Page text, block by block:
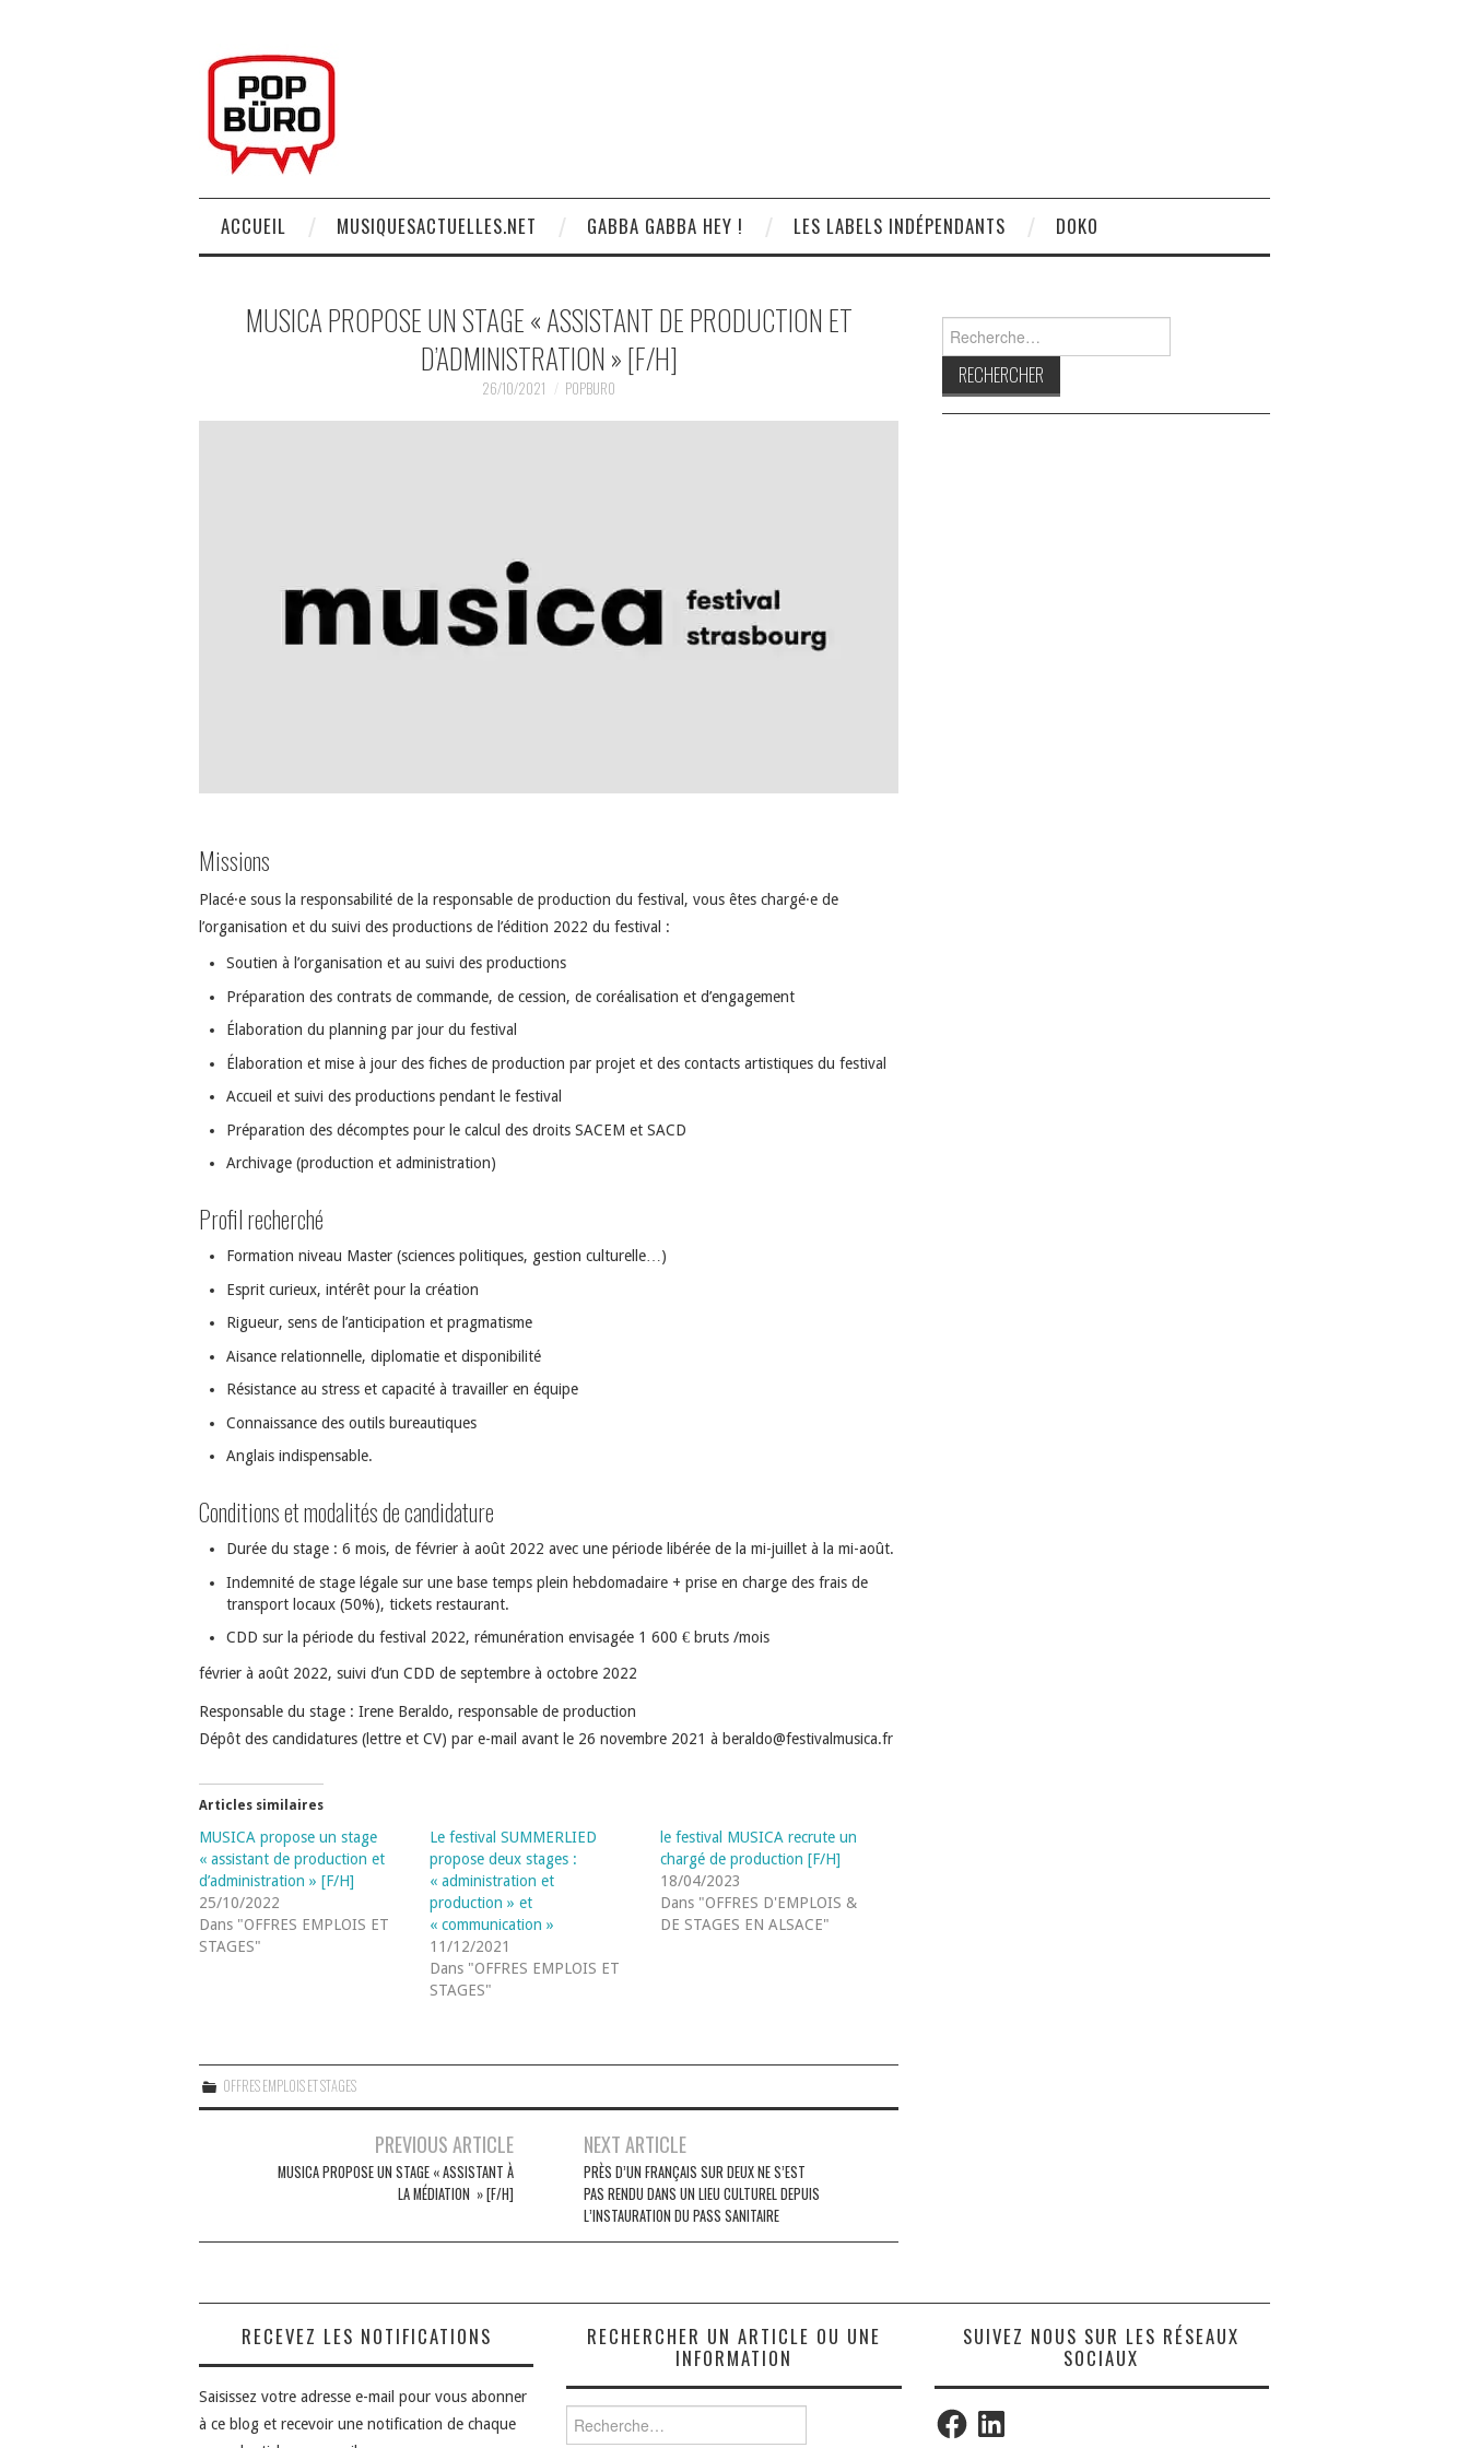
ACCUEIL MUSIQUESACTUELLES.NET GABBA GABBA HEY ! LES LABELS INDÉPENDANTS DOKO
MUSICA PROPOSE UN STAGE « ASSISTANT DE PRODUCTION ET
D’ADMINISTRATION » [F/H]
26/10/2021 POPBURO
Missions
Placé·e sous la responsabilité de la responsable de production du festival, vous êtes chargé·e de
l’organisation et du suivi des productions de l’édition 2022 du festival :
Soutien à l’organisation et au suivi des productions
Préparation des contrats de commande, de cession, de coréalisation et d’engagement
Élaboration du planning par jour du festival
Élaboration et mise à jour des fiches de production par projet et des contacts artistiques du festival
Accueil et suivi des productions pendant le festival
Préparation des décomptes pour le calcul des droits SACEM et SACD
Archivage (production et administration)
Profil recherché
Formation niveau Master (sciences politiques, gestion culturelle…)
Esprit curieux, intérêt pour la création
Rigueur, sens de l’anticipation et pragmatisme
Aisance relationnelle, diplomatie et disponibilité
Résistance au stress et capacité à travailler en équipe
Connaissance des outils bureautiques
Anglais indispensable.
Conditions et modalités de candidature
Durée du stage : 6 mois, de février à août 2022 avec une période libérée de la mi-juillet à la mi-août.
Indemnité de stage légale sur une base temps plein hebdomadaire + prise en charge des frais de
transport locaux (50%), tickets restaurant.
CDD sur la période du festival 2022, rémunération envisagée 1 600 € bruts /mois
février à août 2022, suivi d’un CDD de septembre à octobre 2022
Responsable du stage : Irene Beraldo, responsable de production
Dépôt des candidatures (lettre et CV) par e-mail avant le 26 novembre 2021 à beraldo@festivalmusica.fr
Articles similaires
MUSICA propose un stage
« assistant de production et
d’administration » [F/H]
25/10/2022
Dans "OFFRES EMPLOIS ET
STAGES"
Le festival SUMMERLIED
propose deux stages :
« administration et
production » et
« communication »
11/12/2021
Dans "OFFRES EMPLOIS ET
STAGES"
le festival MUSICA recrute un
chargé de production [F/H]
18/04/2023
Dans "OFFRES D'EMPLOIS &
DE STAGES EN ALSACE"
OFFRES EMPLOIS ET STAGES
PREVIOUS ARTICLE
MUSICA PROPOSE UN STAGE « ASSISTANT À
LA MÉDIATION » [F/H]
NEXT ARTICLE
PRÈS D’UN FRANÇAIS SUR DEUX NE S’EST
PAS RENDU DANS UN LIEU CULTUREL DEPUIS
L’INSTAURATION DU PASS SANITAIRE
RECEVEZ LES NOTIFICATIONS
Saisissez votre adresse e-mail pour vous abonner
à ce blog et recevoir une notification de chaque
RECHERCHER UN ARTICLE OU UNE
INFORMATION
SUIVEZ NOUS SUR LES RÉSEAUX
SOCIAUX
FacebookLinkedIn